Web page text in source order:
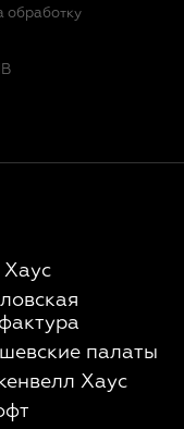
обработку
Хаус
палаты
Хаус